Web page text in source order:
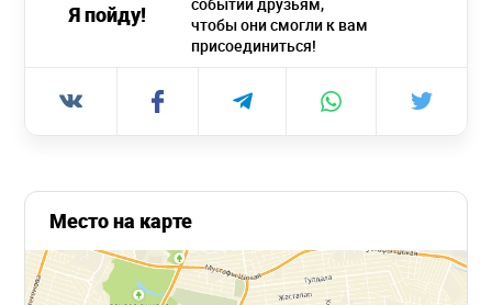
Я пойду!
чтобы они смогли к вам
присоединиться!
Место на карте